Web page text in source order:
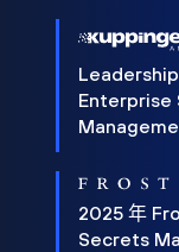
Enterprise
2025 年
Secrets